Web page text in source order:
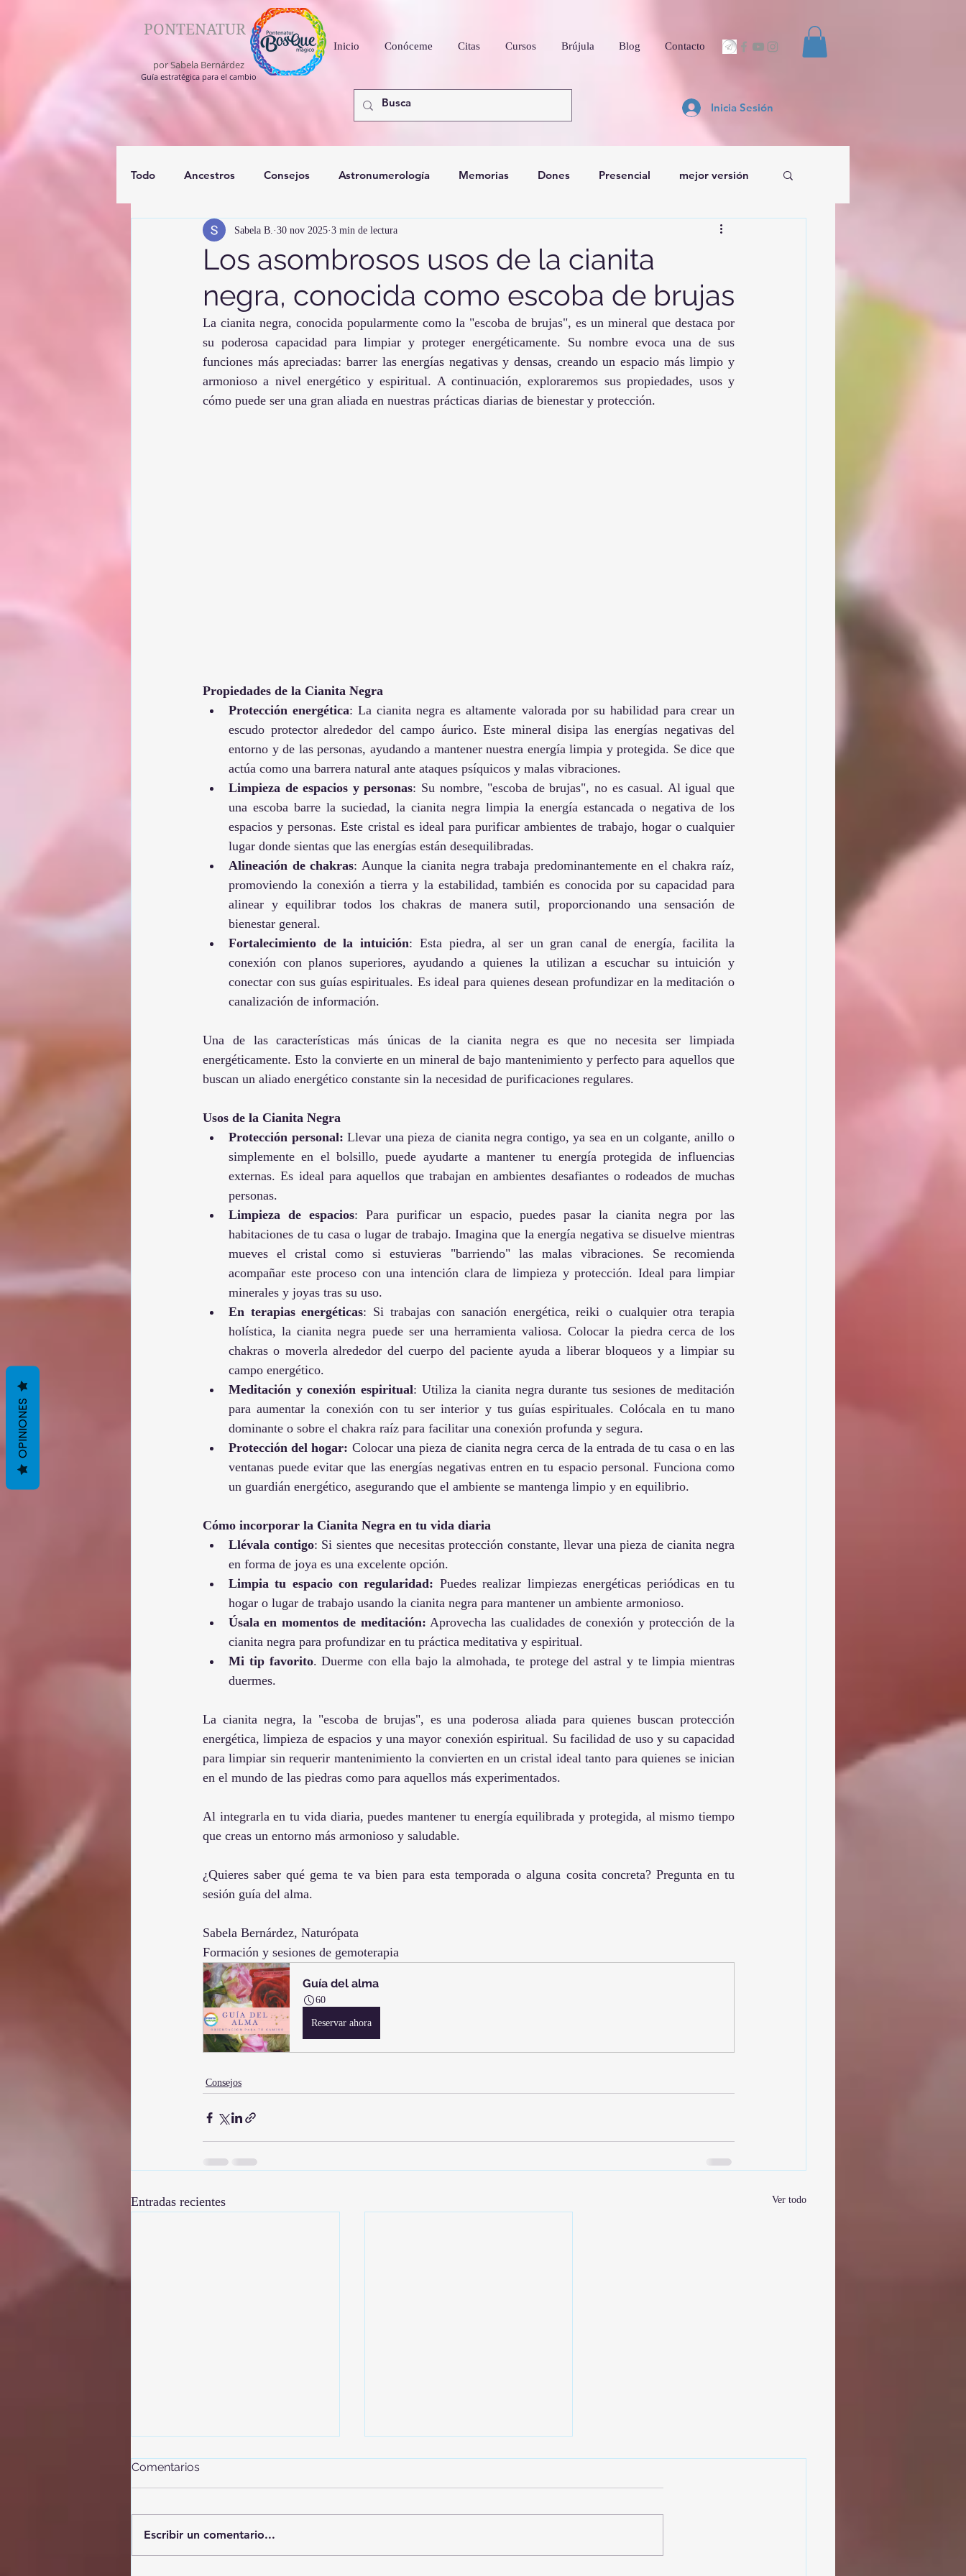
PONTENATUR
por Sabela Bernárdez
Guía estratégica para el cambio
Inicio Conóceme Citas Cursos Brújula Blog Contacto
Inicia Sesión
Todo Ancestros Consejos Astronumerología Memorias Dones Presencial mejor versión
registros akashico mediumnidad
Los asombrosos usos de la cianita
negra, conocida como escoba de brujas
Sabela B. 30 nov 2025 3 min de lectura
La cianita negra, conocida popularmente como la "escoba de brujas", es un mineral que destaca por
su poderosa capacidad para limpiar y proteger energéticamente. Su nombre evoca una de sus
funciones más apreciadas: barrer las energías negativas y densas, creando un espacio más limpio y
armonioso a nivel energético y espiritual. A continuación, exploraremos sus propiedades, usos y
cómo puede ser una gran aliada en nuestras prácticas diarias de bienestar y protección.
Propiedades de la Cianita Negra
Protección energética: La cianita negra es altamente valorada por su habilidad para crear un
escudo protector alrededor del campo áurico. Este mineral disipa las energías negativas del
entorno y de las personas, ayudando a mantener nuestra energía limpia y protegida. Se dice que
actúa como una barrera natural ante ataques psíquicos y malas vibraciones.
Limpieza de espacios y personas: Su nombre, "escoba de brujas", no es casual. Al igual que
una escoba barre la suciedad, la cianita negra limpia la energía estancada o negativa de los
espacios y personas. Este cristal es ideal para purificar ambientes de trabajo, hogar o cualquier
lugar donde sientas que las energías están desequilibradas.
Alineación de chakras: Aunque la cianita negra trabaja predominantemente en el chakra raíz,
promoviendo la conexión a tierra y la estabilidad, también es conocida por su capacidad para
alinear y equilibrar todos los chakras de manera sutil, proporcionando una sensación de
bienestar general.
Fortalecimiento de la intuición: Esta piedra, al ser un gran canal de energía, facilita la
conexión con planos superiores, ayudando a quienes la utilizan a escuchar su intuición y
conectar con sus guías espirituales. Es ideal para quienes desean profundizar en la meditación o
canalización de información.
Una de las características más únicas de la cianita negra es que no necesita ser limpiada
energéticamente. Esto la convierte en un mineral de bajo mantenimiento y perfecto para aquellos que
buscan un aliado energético constante sin la necesidad de purificaciones regulares.
Usos de la Cianita Negra
Protección personal: Llevar una pieza de cianita negra contigo, ya sea en un colgante, anillo o
simplemente en el bolsillo, puede ayudarte a mantener tu energía protegida de influencias
externas. Es ideal para aquellos que trabajan en ambientes desafiantes o rodeados de muchas
personas.
Limpieza de espacios: Para purificar un espacio, puedes pasar la cianita negra por las
habitaciones de tu casa o lugar de trabajo. Imagina que la energía negativa se disuelve mientras
mueves el cristal como si estuvieras "barriendo" las malas vibraciones. Se recomienda
acompañar este proceso con una intención clara de limpieza y protección. Ideal para limpiar
minerales y joyas tras su uso.
En terapias energéticas: Si trabajas con sanación energética, reiki o cualquier otra terapia
holística, la cianita negra puede ser una herramienta valiosa. Colocar la piedra cerca de los
chakras o moverla alrededor del cuerpo del paciente ayuda a liberar bloqueos y a limpiar su
campo energético.
Meditación y conexión espiritual: Utiliza la cianita negra durante tus sesiones de meditación
para aumentar la conexión con tu ser interior y tus guías espirituales. Colócala en tu mano
dominante o sobre el chakra raíz para facilitar una conexión profunda y segura.
Protección del hogar: Colocar una pieza de cianita negra cerca de la entrada de tu casa o en las
ventanas puede evitar que las energías negativas entren en tu espacio personal. Funciona como
un guardián energético, asegurando que el ambiente se mantenga limpio y en equilibrio.
Cómo incorporar la Cianita Negra en tu vida diaria
Llévala contigo: Si sientes que necesitas protección constante, llevar una pieza de cianita negra
en forma de joya es una excelente opción.
Limpia tu espacio con regularidad: Puedes realizar limpiezas energéticas periódicas en tu
hogar o lugar de trabajo usando la cianita negra para mantener un ambiente armonioso.
Úsala en momentos de meditación: Aprovecha las cualidades de conexión y protección de la
cianita negra para profundizar en tu práctica meditativa y espiritual.
Mi tip favorito. Duerme con ella bajo la almohada, te protege del astral y te limpia mientras
duermes.
La cianita negra, la "escoba de brujas", es una poderosa aliada para quienes buscan protección
energética, limpieza de espacios y una mayor conexión espiritual. Su facilidad de uso y su capacidad
para limpiar sin requerir mantenimiento la convierten en un cristal ideal tanto para quienes se inician
en el mundo de las piedras como para aquellos más experimentados.
Al integrarla en tu vida diaria, puedes mantener tu energía equilibrada y protegida, al mismo tiempo
que creas un entorno más armonioso y saludable.
¿Quieres saber qué gema te va bien para esta temporada o alguna cosita concreta? Pregunta en tu
sesión guía del alma.
Sabela Bernárdez, Naturópata
Formación y sesiones de gemoterapia
Guía del alma
60
Reservar ahora
Consejos
Entradas recientes Ver todo
Comentarios
Escribir un comentario...
OPINIONES